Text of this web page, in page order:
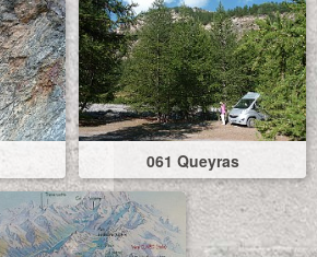
061 Queyras